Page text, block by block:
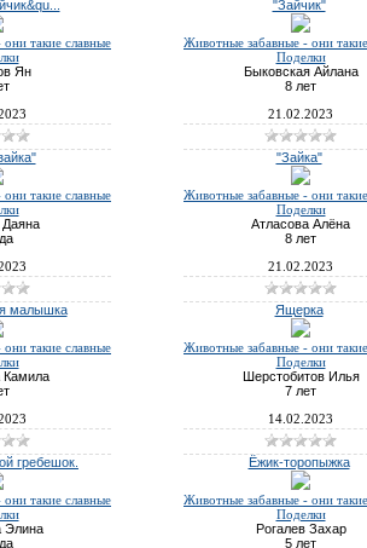
такие славные
Ян
"Зайчик"
Животные забавные - они
Поделки
Быковская Айлана
8 лет
21.02.2023
такие славные
Даяна
"Зайка"
Животные забавные - они
Поделки
Атласова Алёна
8 лет
21.02.2023
малышка
такие славные
Камила
Ящерка
Животные забавные - они
Поделки
Шерстобитов Илья
7 лет
14.02.2023
гребешок.
такие славные
Элина
Ёжик-торопыжка
Животные забавные - они
Поделки
Рогалев Захар
5 лет